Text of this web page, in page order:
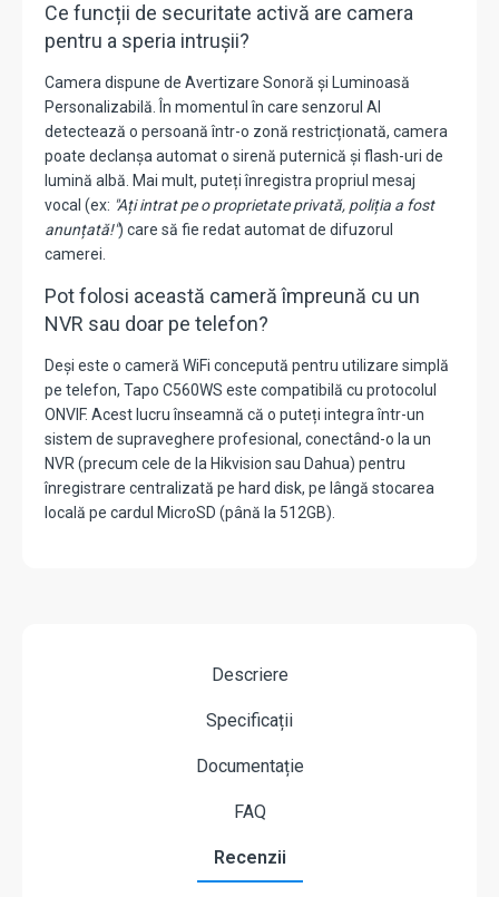
Ce funcții de securitate activă are camera
pentru a speria intrușii?
Camera dispune de Avertizare Sonoră și Luminoasă
Personalizabilă. În momentul în care senzorul AI
detectează o persoană într-o zonă restricționată, camera
poate declanșa automat o sirenă puternică și flash-uri de
lumină albă. Mai mult, puteți înregistra propriul mesaj
vocal (ex: "Ați intrat pe o proprietate privată, poliția a fost
anunțată!") care să fie redat automat de difuzorul
camerei.
Pot folosi această cameră împreună cu un
NVR sau doar pe telefon?
Deși este o cameră WiFi concepută pentru utilizare simplă
pe telefon, Tapo C560WS este compatibilă cu protocolul
ONVIF. Acest lucru înseamnă că o puteți integra într-un
sistem de supraveghere profesional, conectând-o la un
NVR (precum cele de la Hikvision sau Dahua) pentru
înregistrare centralizată pe hard disk, pe lângă stocarea
locală pe cardul MicroSD (până la 512GB).
Descriere
Specificații
Documentație
FAQ
Recenzii